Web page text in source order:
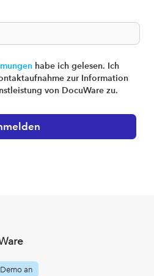
habe ich gelesen. Ich
zur Information
von DocuWare zu.
an